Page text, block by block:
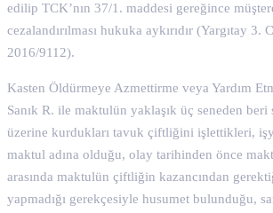
edilip TCK’nın 37/1. maddesi gereğince
cezalandırılması hukuka aykırıdır (Yargıtay 3.
2016/9112).
Kasten Öldürmeye Azmettirme veya Yardım
Sanık R. ile maktulün yaklaşık üç seneden beri
üzerine kurdukları tavuk çiftliğini işlettikleri,
maktul adına olduğu, olay tarihinden önce
arasında maktulün çiftliğin kazancından
yapmadığı gerekçesiyle husumet bulunduğu,